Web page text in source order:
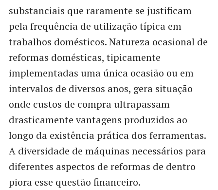
substanciais que raramente se justificam
pela frequência de utilização típica em
trabalhos domésticos. Natureza ocasional de
reformas domésticas, tipicamente
implementadas uma única ocasião ou em
intervalos de diversos anos, gera situação
onde custos de compra ultrapassam
drasticamente vantagens produzidos ao
longo da existência prática dos ferramentas.
A diversidade de máquinas necessários para
diferentes aspectos de reformas de dentro
piora esse questão financeiro.